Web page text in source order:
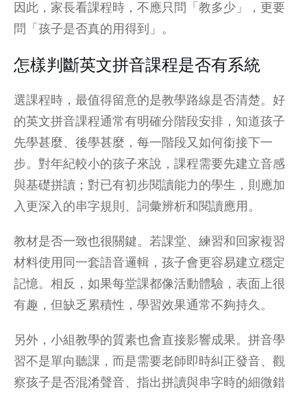
因此，家長看課程時，不應只問「教多少」，更要
問「孩子是否真的用得到」。
怎樣判斷英文拼音課程是否有系統
選課程時，最值得留意的是教學路線是否清楚。好
的英文拼音課程通常有明確分階段安排，知道孩子
先學甚麼、後學甚麼，每一階段又如何銜接下一
步。對年紀較小的孩子來說，課程需要先建立音感
與基礎拼讀；對已有初步閱讀能力的學生，則應加
入更深入的串字規則、詞彙辨析和閱讀應用。
教材是否一致也很關鍵。若課堂、練習和回家複習
材料使用同一套語音邏輯，孩子會更容易建立穩定
記憶。相反，如果每堂課都像活動體驗，表面上很
有趣，但缺乏累積性，學習效果通常不夠持久。
另外，小組教學的質素也會直接影響成果。拼音學
習不是單向聽課，而是需要老師即時糾正發音、觀
察孩子是否混淆聲音、指出拼讀與串字時的細微錯